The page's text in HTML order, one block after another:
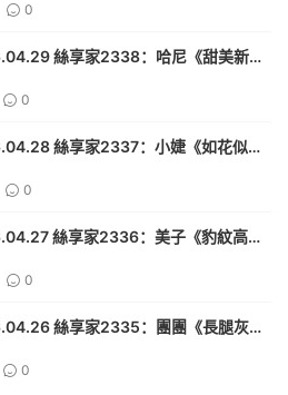
0
絲享家2338：哈尼《甜美新
0
絲享家2337：小婕《如花似
0
絲享家2336：美子《豹紋高
0
絲享家2335：團團《長腿灰絲
0